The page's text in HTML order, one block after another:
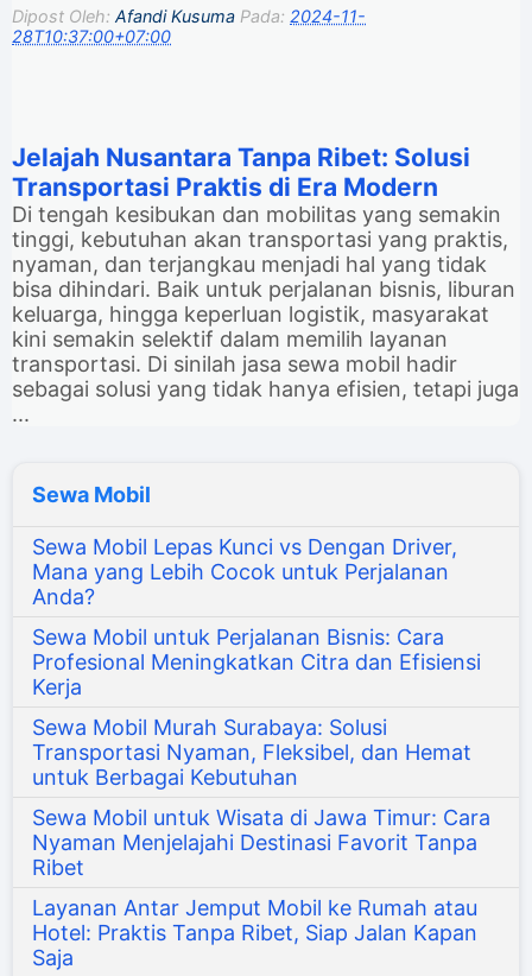
Dipost Oleh: Afandi Kusuma Pada: 2024-11-
28T10:37:00+07:00
Jelajah Nusantara Tanpa Ribet: Solusi
Transportasi Praktis di Era Modern
Di tengah kesibukan dan mobilitas yang semakin
tinggi, kebutuhan akan transportasi yang praktis,
nyaman, dan terjangkau menjadi hal yang tidak
bisa dihindari. Baik untuk perjalanan bisnis, liburan
keluarga, hingga keperluan logistik, masyarakat
kini semakin selektif dalam memilih layanan
transportasi. Di sinilah jasa sewa mobil hadir
sebagai solusi yang tidak hanya efisien, tetapi juga
...
Sewa Mobil
Sewa Mobil Lepas Kunci vs Dengan Driver,
Mana yang Lebih Cocok untuk Perjalanan
Anda?
Sewa Mobil untuk Perjalanan Bisnis: Cara
Profesional Meningkatkan Citra dan Efisiensi
Kerja
Sewa Mobil Murah Surabaya: Solusi
Transportasi Nyaman, Fleksibel, dan Hemat
untuk Berbagai Kebutuhan
Sewa Mobil untuk Wisata di Jawa Timur: Cara
Nyaman Menjelajahi Destinasi Favorit Tanpa
Ribet
Layanan Antar Jemput Mobil ke Rumah atau
Hotel: Praktis Tanpa Ribet, Siap Jalan Kapan
Saja